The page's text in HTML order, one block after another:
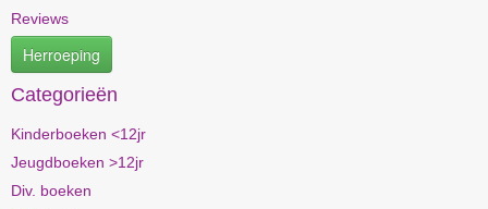
Reviews
Herroeping
Categorieën
Kinderboeken <12jr
Jeugdboeken >12jr
Div. boeken